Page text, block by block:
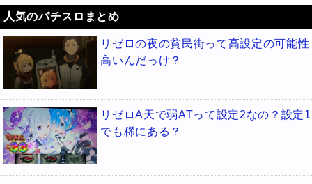
人気のパチスロまとめ
リゼロの夜の貧民街って高設定の可能性
高いんだっけ？
リゼロA天で弱ATって設定2なの？設定1
でも稀にある？